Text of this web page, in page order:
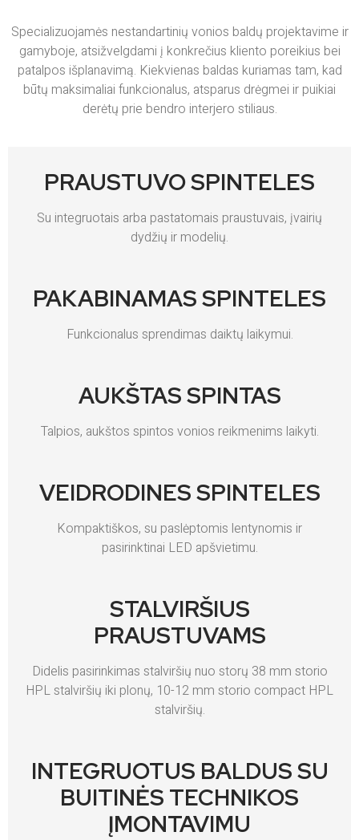
Specializuojamės nestandartinių vonios baldų projektavime ir
gamyboje, atsižvelgdami į konkrečius kliento poreikius bei
patalpos išplanavimą. Kiekvienas baldas kuriamas tam, kad
būtų maksimaliai funkcionalus, atsparus drėgmei ir puikiai
derėtų prie bendro interjero stiliaus.
PRAUSTUVO SPINTELES
Su integruotais arba pastatomais praustuvais, įvairių
dydžių ir modelių.
PAKABINAMAS SPINTELES
Funkcionalus sprendimas daiktų laikymui.
AUKŠTAS SPINTAS
Talpios, aukštos spintos vonios reikmenims laikyti.
VEIDRODINES SPINTELES
Kompaktiškos, su paslėptomis lentynomis ir
pasirinktinai LED apšvietimu.
STALVIRŠIUS
PRAUSTUVAMS
Didelis pasirinkimas stalviršių nuo storų 38 mm storio
HPL stalviršių iki plonų, 10-12 mm storio compact HPL
stalviršių.
INTEGRUOTUS BALDUS SU
BUITINĖS TECHNIKOS
ĮMONTAVIMU